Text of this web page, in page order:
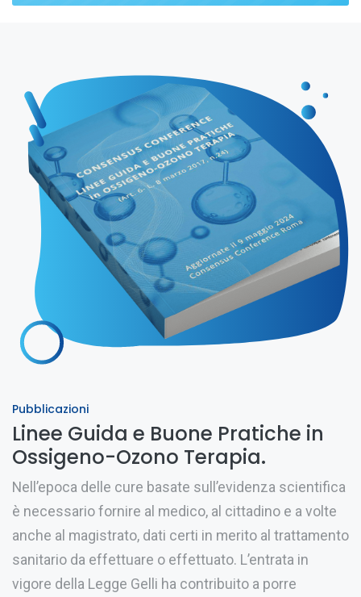
Pubblicazioni
Linee Guida e Buone Pratiche in
Ossigeno-Ozono Terapia.
Nell’epoca delle cure basate sull’evidenza scientifica
è necessario fornire al medico, al cittadino e a volte
anche al magistrato, dati certi in merito al trattamento
sanitario da effettuare o effettuato. L’entrata in
vigore della Legge Gelli ha contribuito a porre